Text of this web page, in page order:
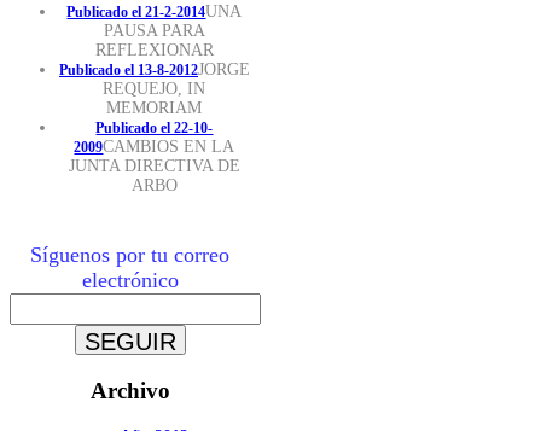
Publicado el 21-2-2014UNA
PAUSA PARA
REFLEXIONAR
Publicado el 13-8-2012JORGE
REQUEJO, IN
MEMORIAM
Publicado el 22-10-
2009CAMBIOS EN LA
JUNTA DIRECTIVA DE
ARBO
Síguenos por tu correo
electrónico
Archivo